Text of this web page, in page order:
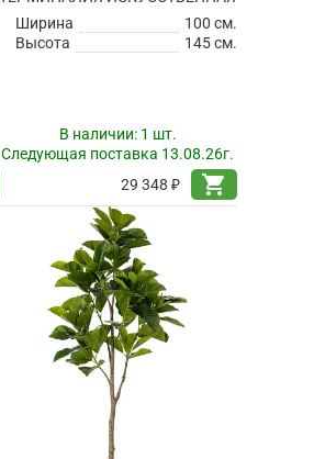
Ширина
100 см.
Высота
145 см.
В наличии: 1 шт.
Следующая поставка 13.08.26г.
29 348 ₽
shopping_cart